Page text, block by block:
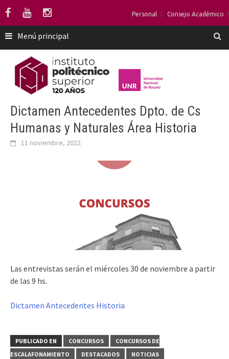
Saltar
contenido
Personal Consejo Académico
Menú principal
Dictamen Antecedentes Dpto. de Cs
Humanas y Naturales Área Historia
11 noviembre, 2022
Las entrevistas serán el miércoles 30 de noviembre a partir
de las 9 hs.
Dictamen Antecedentes Historia
PUBLICADO EN CONCURSOS
CONCURSOS DE
ESCALAFONAMIENTO
DESTACADOS NOTICIAS